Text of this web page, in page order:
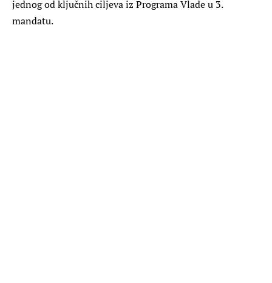
jednog od ključnih ciljeva iz Programa Vlade u 3.
mandatu.